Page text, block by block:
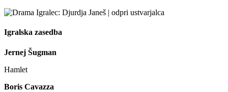
Igralska zasedba
Jernej Šugman
Hamlet
Boris Cavazza